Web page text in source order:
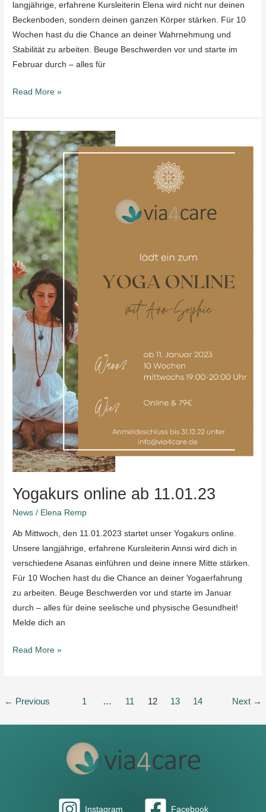
langjährige, erfahrene Kursleiterin Elena wird nicht nur deinen
Beckenboden, sondern deinen ganzen Körper stärken. Für 10
Wochen hast du die Chance an deiner Wahrnehmung und
Stabilität zu arbeiten. Beuge Beschwerden vor und starte im
Februar durch – alles für
Read More »
Yogakurs online ab 11.01.23
News / Elena Remp
Ab Mittwoch, den 11.01.2023 startet unser Yogakurs online.
Unsere langjährige, erfahrene Kursleiterin Annsi wird dich in
verschiedene Asanas einführen und deine innere Mitte stärken.
Für 10 Wochen hast du die Chance an deiner Yogaerfahrung
zu arbeiten. Beuge Beschwerden vor und starte im Januar
durch – alles für deine seelische und physische Gesundheit!
Melde dich an
Yogakurs
online
ab
11.01.23
Read More »
← Previous 1 … 11 12 13 14 Next →
Instagram Facebook